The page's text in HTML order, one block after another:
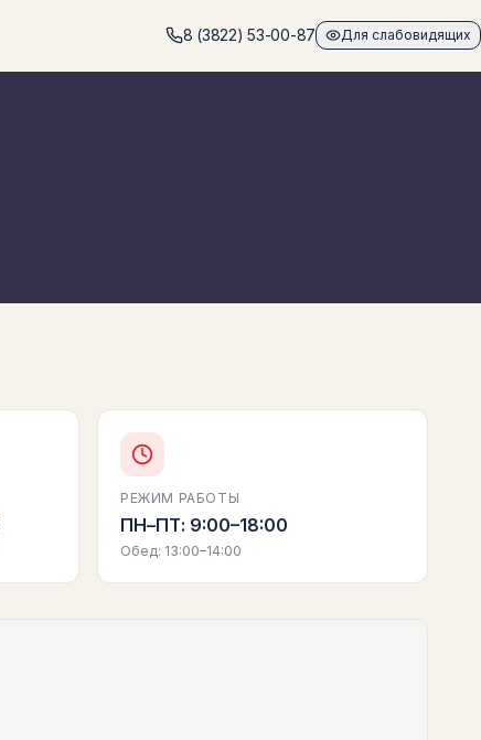
8 (3822) 53-00-87 Для слабовидящих
РЕЖИМ РАБОТЫ
ПН–ПТ: 9:00–18:00
Обед: 13:00–14:00